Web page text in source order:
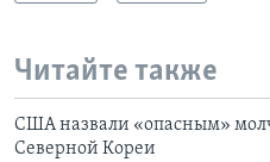
Читайте также
США назвали «опасным»
Северной Кореи